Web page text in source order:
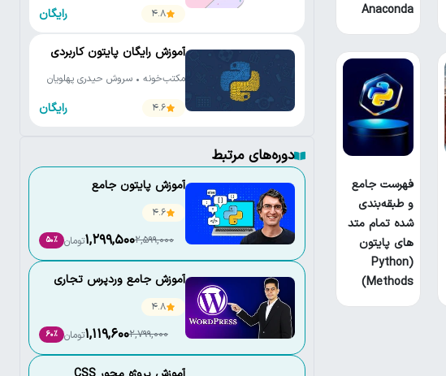
Anaconda
فهرست جامع
و طبقه‌بندی
شده تمام متد
های پایتون
(Python
Methods)
4.8
رایگان
آموزش رایگان پایتون کاربردی
مکتب‌خونه • سروش حیدری پهلویان
4.6
رایگان
دوره‌های مرتبط
آموزش پایتون جامع
4.6
2,599,000
1,299,500تومان 50٪
آموزش جامع وردپرس تجاری
4.8
2,799,000
1,119,600تومان 60٪